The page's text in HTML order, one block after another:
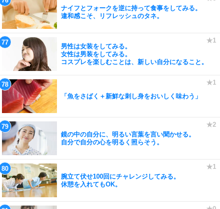
ナイフとフォークを逆に持って食事をしてみる。
違和感こそ、リフレッシュのタネ。
男性は女装をしてみる。
女性は男装をしてみる。
コスプレを楽しむことは、新しい自分になること。
「魚をさばく＋新鮮な刺し身をおいしく味わう」
鏡の中の自分に、明るい言葉を言い聞かせる。
自分で自分の心を明るく照らそう。
腕立て伏せ100回にチャレンジしてみる。
休憩を入れてもOK。